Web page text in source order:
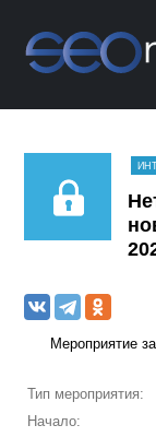
Мероприятие
Тип мероприятия:
Начало: